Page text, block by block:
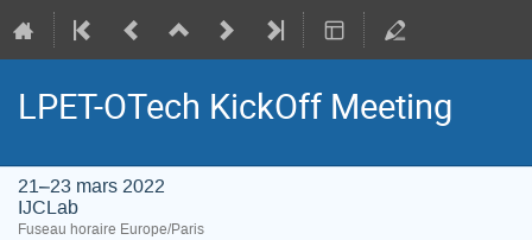
LPET-OTech KickOff Meeting
21–23 mars 2022
IJCLab
Fuseau horaire Europe/Paris